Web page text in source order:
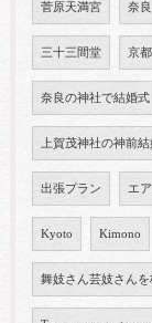
菅原天満宮 奈良
三十三間堂 京都
奈良の神社で結婚式
上賀茂神社の神前
出張プラン エ
Kyoto Kimono
舞妓さん芸妓さんを